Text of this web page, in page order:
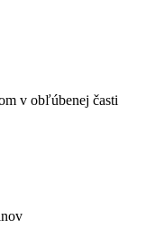
v obľúbenej časti